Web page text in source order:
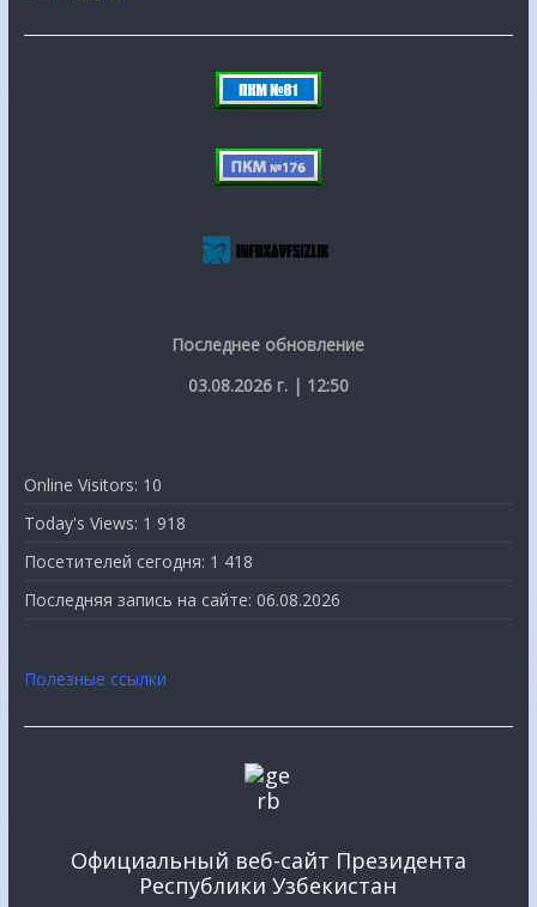
Последнее обновление
03.08.2026 г. | 12:50
Online Visitors: 10
Today's Views: 1 918
Посетителей сегодня: 1 418
Последняя запись на сайте: 06.08.2026
Полезные ссылки
Официальный веб-сайт Президента
Республики Узбекистан